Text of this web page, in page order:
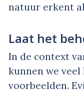
natuur erkent
Laat het
In de context
kunnen we
voorbeelden.